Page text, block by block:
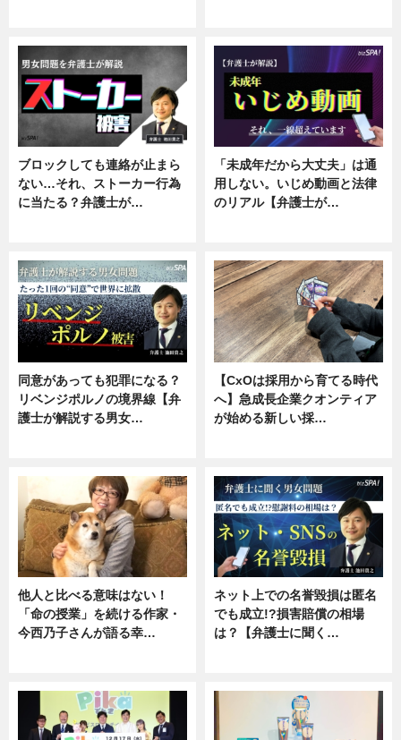
ブロックしても連絡が止まら
ない…それ、ストーカー行為
に当たる？弁護士が…
「未成年だから大丈夫」は通
用しない。いじめ動画と法律
のリアル【弁護士が…
同意があっても犯罪になる？
リベンジポルノの境界線【弁
護士が解説する男女…
【CxOは採用から育てる時代
へ】急成長企業クオンティア
が始める新しい採…
他人と比べる意味はない！
「命の授業」を続ける作家・
今西乃子さんが語る幸…
ネット上での名誉毀損は匿名
でも成立!?損害賠償の相場
は？【弁護士に聞く…